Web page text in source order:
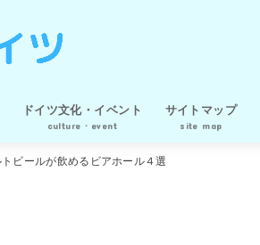
ドイツ文化・イベント
culture・event
サイトマップ
site map
ビールが飲めるビアホール４選